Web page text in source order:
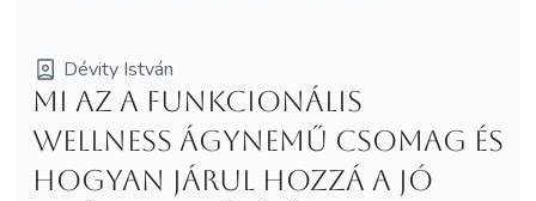
Dévity István
Mi az a funkcionális
wellness ágynemű csomag és
hogyan járul hozzá a jó